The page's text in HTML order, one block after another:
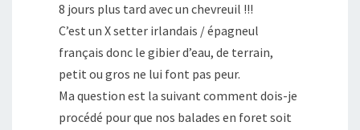
8 jours plus tard avec un chevreuil !!!
C’est un X setter irlandais / épagneul
français donc le gibier d’eau, de terrain,
petit ou gros ne lui font pas peur.
Ma question est la suivant comment dois-je
procédé pour que nos balades en foret soit